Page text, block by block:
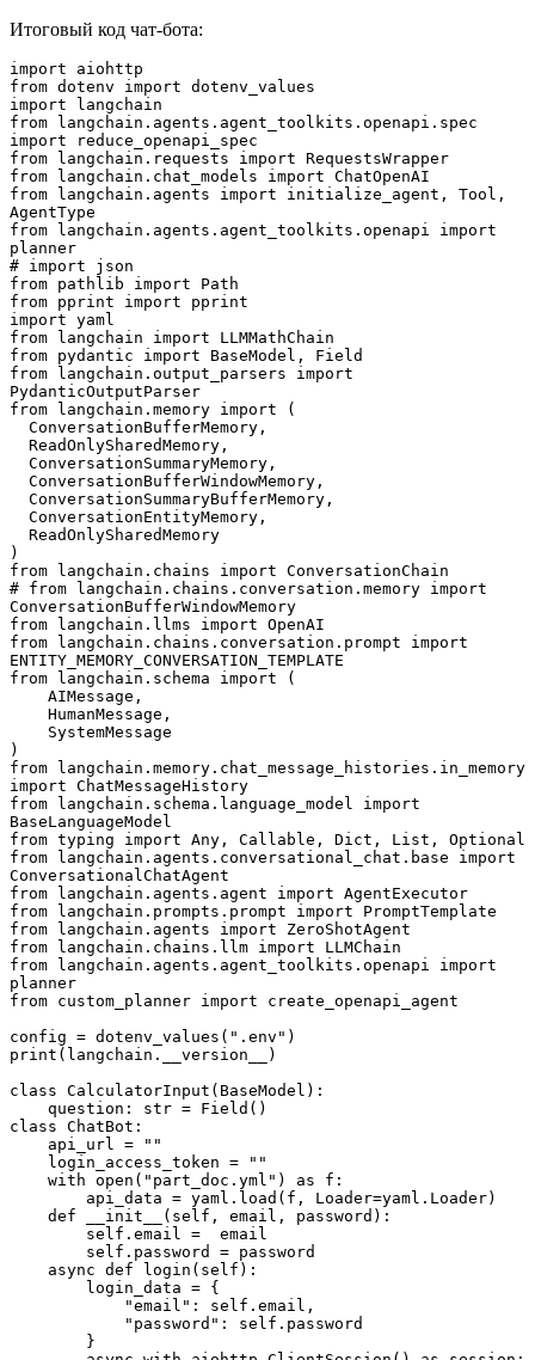
Итоговый код чат-бота:
import aiohttp
from dotenv import dotenv_values
import langchain
from langchain.agents.agent_toolkits.openapi.spec
import reduce_openapi_spec
from langchain.requests import RequestsWrapper
from langchain.chat_models import ChatOpenAI
from langchain.agents import initialize_agent, Tool,
AgentType
from langchain.agents.agent_toolkits.openapi import
planner
# import json
from pathlib import Path
from pprint import pprint
import yaml
from langchain import LLMMathChain
from pydantic import BaseModel, Field
from langchain.output_parsers import
PydanticOutputParser
from langchain.memory import (
  ConversationBufferMemory,
  ReadOnlySharedMemory,
  ConversationSummaryMemory,
  ConversationBufferWindowMemory,
  ConversationSummaryBufferMemory,
  ConversationEntityMemory,
  ReadOnlySharedMemory
)
from langchain.chains import ConversationChain
# from langchain.chains.conversation.memory import
ConversationBufferWindowMemory
from langchain.llms import OpenAI
from langchain.chains.conversation.prompt import
ENTITY_MEMORY_CONVERSATION_TEMPLATE
from langchain.schema import (
    AIMessage,
    HumanMessage,
    SystemMessage
)
from langchain.memory.chat_message_histories.in_memory
import ChatMessageHistory
from langchain.schema.language_model import
BaseLanguageModel
from typing import Any, Callable, Dict, List, Optional
from langchain.agents.conversational_chat.base import
ConversationalChatAgent
from langchain.agents.agent import AgentExecutor
from langchain.prompts.prompt import PromptTemplate
from langchain.agents import ZeroShotAgent
from langchain.chains.llm import LLMChain
from langchain.agents.agent_toolkits.openapi import
planner
from custom_planner import create_openapi_agent
config = dotenv_values(".env")
print(langchain.__version__)
class CalculatorInput(BaseModel):
    question: str = Field()
class ChatBot:
    api_url = ""
    login_access_token = ""
    with open("part_doc.yml") as f:
        api_data = yaml.load(f, Loader=yaml.Loader)
    def __init__(self, email, password):
        self.email =  email
        self.password = password
    async def login(self):
        login_data = {
            "email": self.email,
            "password": self.password
        }